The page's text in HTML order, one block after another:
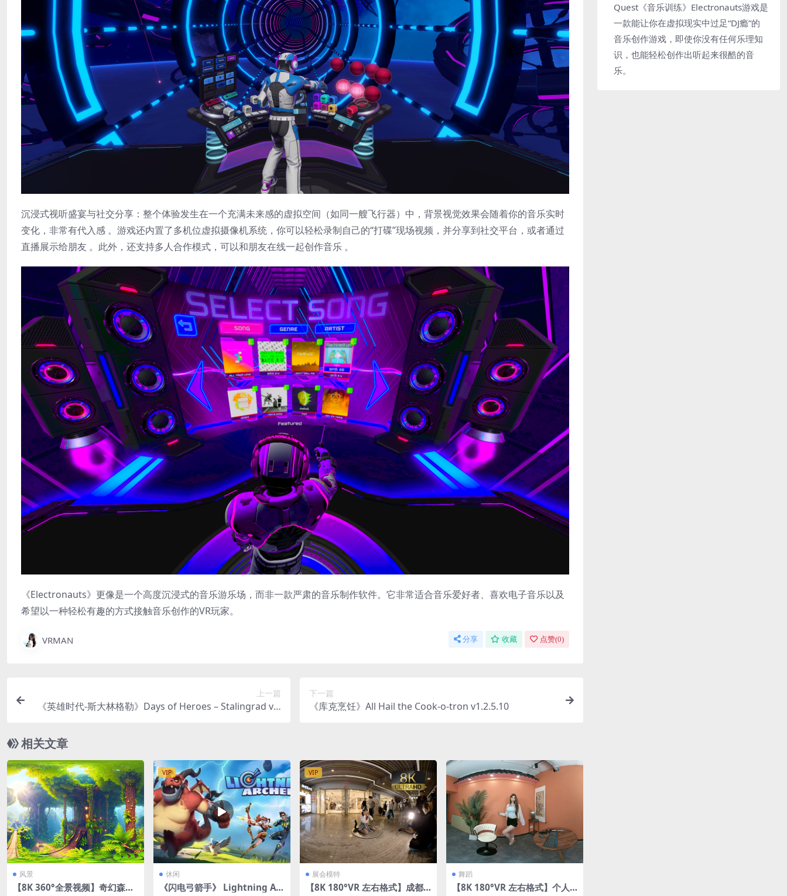
​沉浸式视听盛宴与社交分享​：整个体验发生在一个充满未来感的虚拟空间（如同一艘飞行器）中，背景视觉效果会随着你的音乐实时
变化，非常有代入感 。游戏还内置了多机位虚拟摄像机系统，你可以轻松录制自己的“打碟”现场视频，并分享到社交平台，或者通过
直播展示给朋友 。此外，还支持多人合作模式，可以和朋友在线一起创作音乐 。
《Electronauts》更像是一个高度沉浸式的音乐游乐场，而非一款严肃的音乐制作软件。它非常适合音乐爱好者、喜欢电子音乐以及
希望以一种轻松有趣的方式接触音乐创作的VR玩家。
VRMAN 分享 收藏 点赞(0)
上一篇
《英雄时代-斯大林格勒》Days of Heroes – Stalingrad v1.
下一篇
《库克烹饪》All Hail the Cook-o-tron v1.2.5.10
相关文章
风景
【8K 360°全景视频】奇幻森林
VIP
休闲
《闪电弓箭手》 Lightning Arc
VIP
展会模特
【8K 180°VR 左右格式】成都
舞蹈
【8K 180°VR 左右格式】个人
Quest《音乐训练》Electronauts游戏是
一款能让你在虚拟现实中过足“DJ瘾”的
音乐创作游戏，即使你没有任何乐理知
识，也能轻松创作出听起来很酷的音
乐。